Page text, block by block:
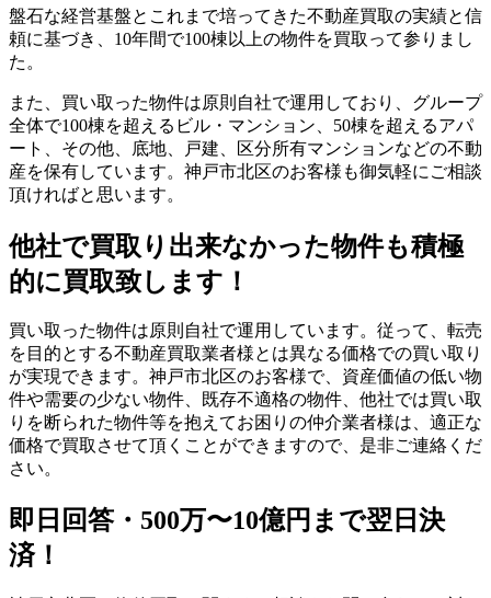
盤石な経営基盤とこれまで培ってきた不動産買取の実績と信
頼に基づき、10年間で100棟以上の物件を買取って参りまし
た。
また、買い取った物件は原則自社で運用しており、グループ
全体で100棟を超えるビル・マンション、50棟を超えるアパ
ート、その他、底地、戸建、区分所有マンションなどの不動
産を保有しています。神戸市北区のお客様も御気軽にご相談
頂ければと思います。
他社で買取り出来なかった物件も積極
的に買取致します！
買い取った物件は原則自社で運用しています。従って、転売
を目的とする不動産買取業者様とは異なる価格での買い取り
が実現できます。神戸市北区のお客様で、資産価値の低い物
件や需要の少ない物件、既存不適格の物件、他社では買い取
りを断られた物件等を抱えてお困りの仲介業者様は、適正な
価格で買取させて頂くことができますので、是非ご連絡くだ
さい。
即日回答・500万〜10億円まで翌日決
済！